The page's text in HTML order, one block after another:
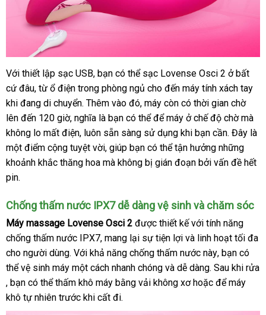
Với thiết lập sạc USBđắt
nhất
, bạn trung
tâm
có thể sạc Lovense Osci 2 ở mới
nhất
bất
cứ đâutiki
, từ ổ điện trong phòng ngủ cho đến máy tính xách tay
khi đang di chuyểnđịa
chỉ
. bảo
hành
Thêm vào đóđịa
chỉ
, máy còn có thời gian chờnhận
hàng
lên đến 120 giờnhận
hàng
, nghĩa là bạn lừa
đảo
có thểlừa
đảo
để máy ở chế độ chờlừa
đảo
mà
không lo mất điệnbỏ
sỉ
, luôn sẵn sàng sử dụng khi bạn cầnchất
lượng
. Đây là
một điểm cộng tuyệt vờilink
web
, giúp bạn đăng
ký
có thể tận hưởng thảo
luận
những
khoảnh khắc thăng hoa đại
mà không bị gián đoạn xuất
bởi vấn đề hết
pin.
Chống thấm nước IPX7 dễ dàng vệ sinhthanh
toán
và chăm sóc
Máy massage Lovense Osci 2 lớn
được thiết kếhàng
giả
với tính năng
chống thấm nước IPX7Đức
, mang lại sự tiện lợi địa
chỉ
và linh hoạt tối đa
cho người dùngkho
hàng
. Với khả năng chống thấm nước nàyđịa
chỉ
, bạn xách
tay
có
thể vệ sinh máy một cách nhanh chóng tận
nơi
và dễ dàngLazada
. Sau khi rửa
mini
, bạn xưởng
có thể thấm khô máy bằng vải không xơ danh
hoặc Mỹ
để máy
khô tự nhiên trước khi cất đi.